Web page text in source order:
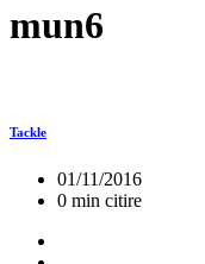
mun6
Tackle
01/11/2016
0 min citire